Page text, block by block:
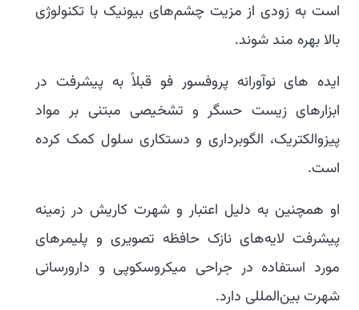
است به زودی از مزیت چشم‌های بیونیک با تکنولوژی
بالا بهره مند شوند.
ایده های نوآورانه پروفسور فو قبلاً به پیشرفت در
ابزارهای زیست حسگر و تشخیصی مبتنی بر مواد
پیزوالکتریک، الگوبرداری و دستکاری سلول کمک کرده
است.
او همچنین به دلیل اعتبار و شهرت کاریش در زمینه
پیشرفت لایه‌های نازک حافظه تصویری و پلیمرهای
مورد استفاده در جراحی میکروسکوپی و دارورسانی
شهرت بین‌المللی دارد.